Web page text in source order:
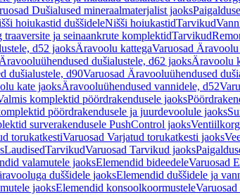
Dušialused mineraalmaterjalist jaoks
hoiukastid duššideleNišši hoiukastidTarvikud
ja seinaankrute komplektidTarvikud
d52 jaoksÄravoolu kattegaVaruosad
dušialustele, d62 jaoksÄravoolu
dušialustele, d90Varuosad Äravooluühendused
kate jaoksÄravooluühendused vannidele, d52
komplektid pöördrakendusele jaoks
pöördrakendusele ja juurdevoolule jaoks
surverakendusele PushControl jaoks
torukatkestiVaruosad Varjatud torukatkesti jaoks
LaudisedTarvikudVaruosad Tarvikud jaoks
valamutele jaoksElemendid bideedeleVaruosad
duššidele jaoksElemendid duššidele ja
jaoksElemendid konsoolkoormustele